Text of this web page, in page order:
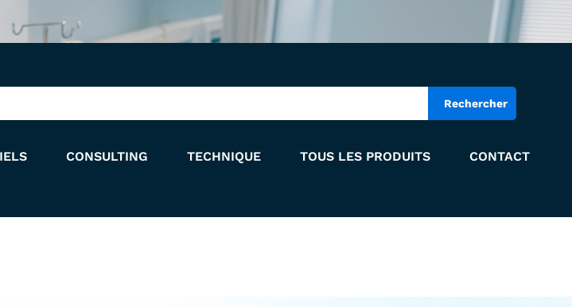
Rechercher
CONSULTING TECHNIQUE TOUS LES PRODUITS CONTACT